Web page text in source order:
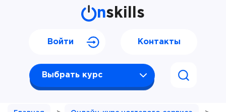
nskills
Выбрать курс
Войти Контакты